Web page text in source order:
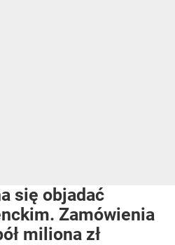
się objadać
Zamówienia
miliona zł